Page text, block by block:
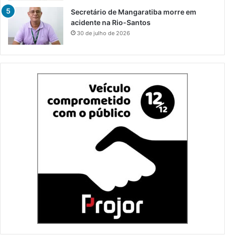
Secretário de Mangaratiba morre em
acidente na Rio-Santos
30 de julho de 2026